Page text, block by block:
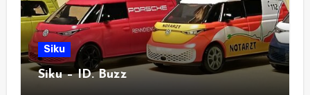
Siku
Siku – ID. Buzz